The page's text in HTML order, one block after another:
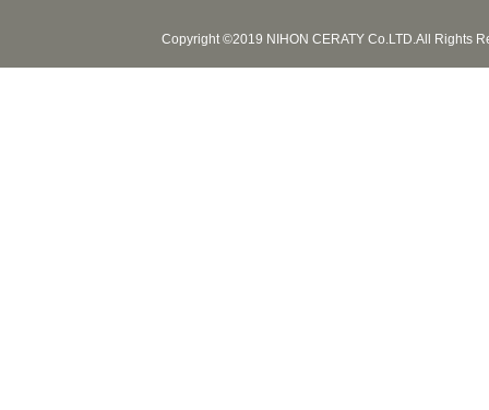
Copyright ©2019 NIHON CERATY Co.LTD.All Rights